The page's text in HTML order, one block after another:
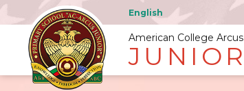
English
American College Arcus
JUNIOR